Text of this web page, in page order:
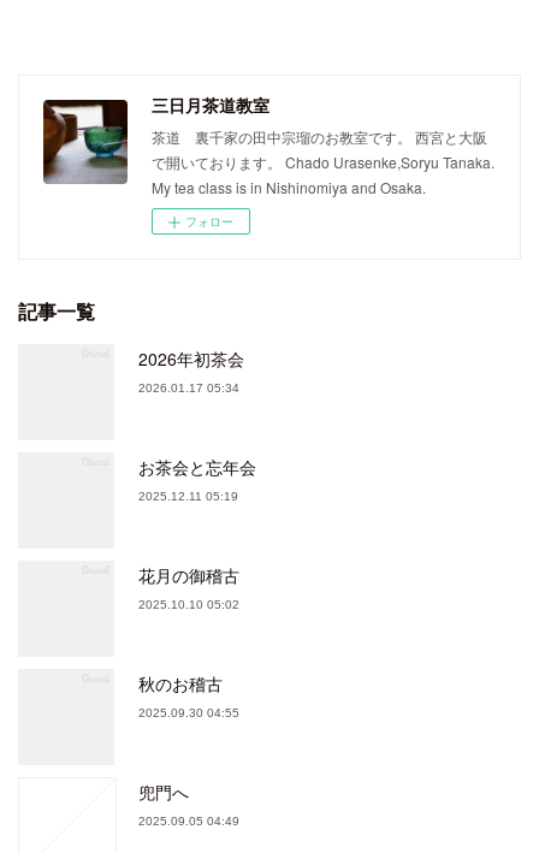
三日月茶道教室
茶道 裏千家の田中宗瑠のお教室です。 西宮と大阪
で開いております。 Chado Urasenke,Soryu Tanaka.
My tea class is in Nishinomiya and Osaka.
フォロー
記事一覧
2026年初茶会
2026.01.17 05:34
お茶会と忘年会
2025.12.11 05:19
花月の御稽古
2025.10.10 05:02
秋のお稽古
2025.09.30 04:55
兜門へ
2025.09.05 04:49